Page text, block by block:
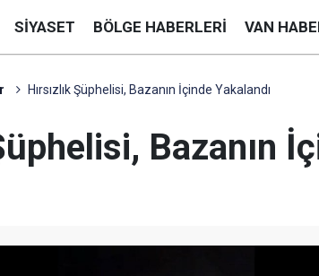
SIYASET BÖLGE HABERLERI VAN
Hırsızlık Şüphelisi, Bazanın İçinde Yakalandı
Bazanın